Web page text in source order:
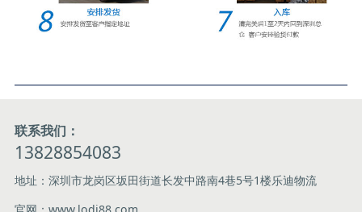
联系我们：
13828854083
地址：深圳市龙岗区坂田街道长发中路南4巷5号1楼乐迪物流